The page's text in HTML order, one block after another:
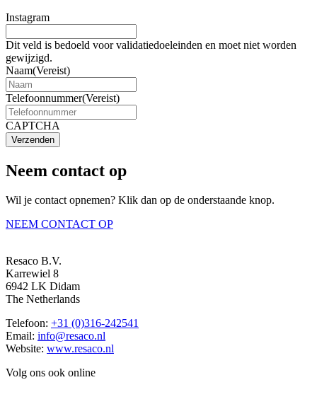
Instagram
Dit veld is bedoeld voor validatiedoeleinden en moet niet worden
gewijzigd.
Naam(Vereist)
Telefoonnummer(Vereist)
CAPTCHA
Verzenden
Neem contact op
Wil je contact opnemen? Klik dan op de onderstaande knop.
NEEM CONTACT OP
Resaco B.V.
Karrewiel 8
6942 LK Didam
The Netherlands
Telefoon: +31 (0)316-242541
Email: info@resaco.nl
Website: www.resaco.nl
Volg ons ook online